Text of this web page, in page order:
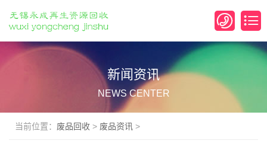
新闻资讯
NEWS CENTER
当前位置： 废品回收 > 废品资讯 >